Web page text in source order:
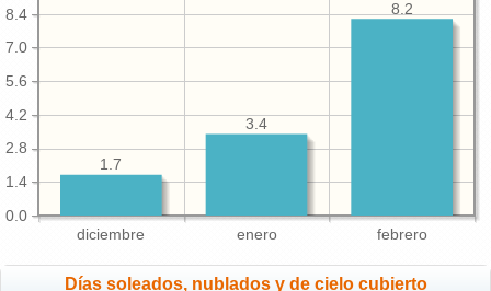
diciembre enero febrero
0.0
1.4
2.8
4.2
5.6
7.0
8.4 8.2
3.4
1.7
Días soleados, nublados y de cielo cubierto